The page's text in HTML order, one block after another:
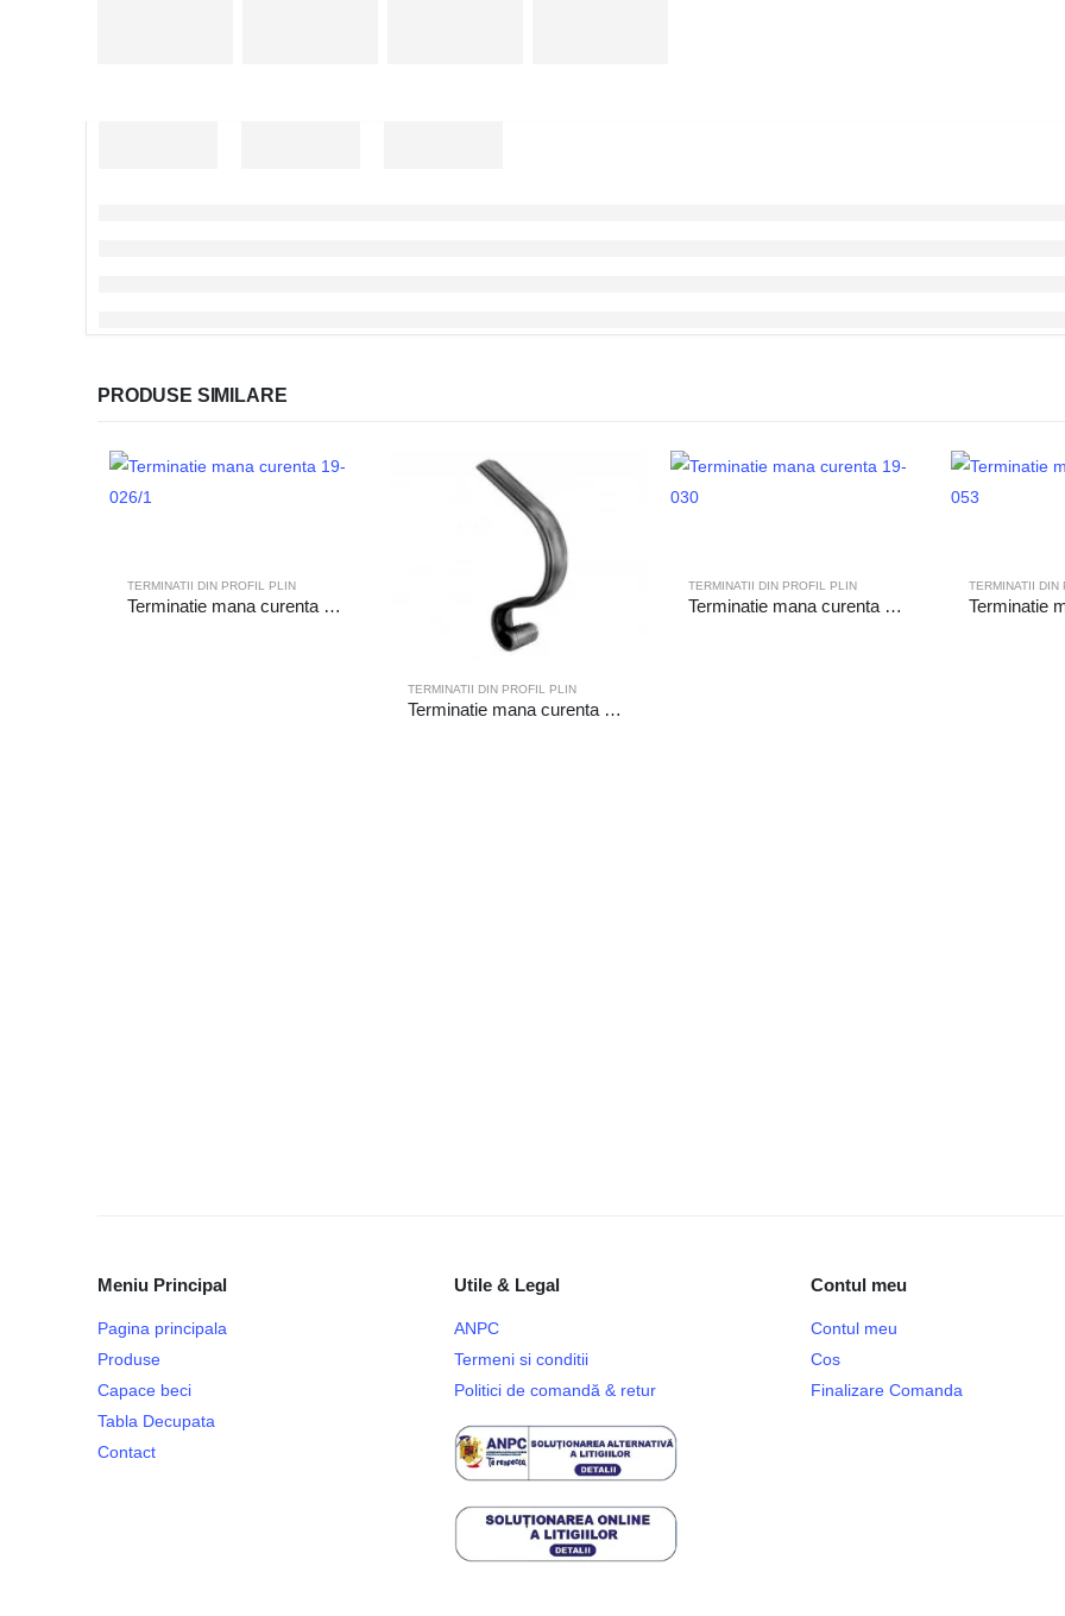
PRODUSE SIMILARE
TERMINATII DIN PROFIL PLIN
Terminatie mana curenta 19-026/1
TERMINATII DIN PROFIL PLIN
Terminatie mana curenta 19-083
TERMINATII DIN PROFIL PLIN
Terminatie mana curenta 19-030
TERMINATII DIN
Meniu Principal
Pagina principala
Produse
Capace beci
Tabla Decupata
Contact
Utile & Legal
ANPC
Termeni si conditii
Politici de comandă & retur
Contul meu
Contul meu
Cos
Finalizare Comanda